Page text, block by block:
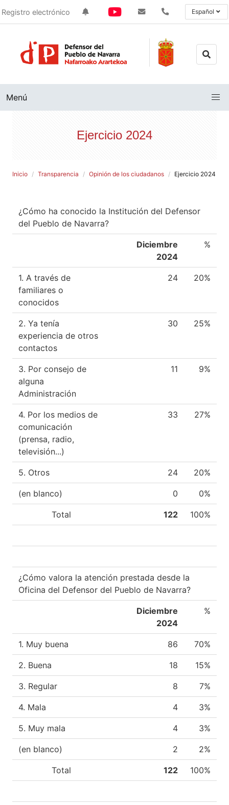
Registro electrónico Español
Menú
Ejercicio 2024
Inicio Transparencia Opinión de los ciudadanos Ejercicio 2024
¿Cómo ha conocido la Institución del Defensor
del Pueblo de Navarra?
Diciembre
2024
%
1. A través de
familiares o
conocidos
24 20%
2. Ya tenía
experiencia de otros
contactos
30 25%
3. Por consejo de
alguna
Administración
11 9%
4. Por los medios de
comunicación
(prensa, radio,
televisión...)
33 27%
5. Otros 24 20%
(en blanco) 0 0%
Total 122 100%
¿Cómo valora la atención prestada desde la
Oficina del Defensor del Pueblo de Navarra?
Diciembre
2024
%
1. Muy buena 86 70%
2. Buena 18 15%
3. Regular 8 7%
4. Mala 4 3%
5. Muy mala 4 3%
(en blanco) 2 2%
Total 122 100%